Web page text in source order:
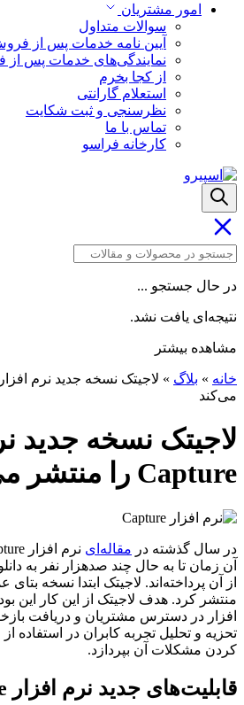
امور مشتریان
سوالات متداول
آیین نامه خدمات پس از
نمایندگی‌های خدمات پس از
از کجا بخرم
استعلام گارانتی
نظرسنجی و ثبت شکایت
تماس با ما
کارخانه فراسو
در حال جستجو ...
نتیجه‌ای یافت نشد.
مشاهده بیشتر
خانه » بلاگ »
می‌کند
لاجیتک نسخه جدید
Capture را منتشر می‌کند
در سال گذشته در مقاله‌ای
آن زمان تا به حال چند صدهزار نفر به
از آن پرداخته‌اند. لاجیتک ابتدا نسخه بتای
منتشر کرد. هدف لاجیتک از این کار این
افزار در دسترس مشتریان و دریافت
تحزیه و تحلیل تجربه کابران در استفاده
کردن مشکلات آن بپردازد.
قابلیت‌های جدید نرم افزار Capture